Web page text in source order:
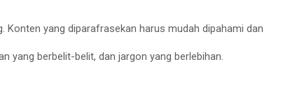
Konten yang diparafrasekan harus mudah dipahami dan
yang berbelit-belit, dan jargon yang berlebihan.